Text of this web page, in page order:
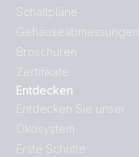
Entdecken
Entdecken Sie unser
Ökosystem
Erste Schritte
Schaltpläne
Gehäuseabmessungen
Broschüren
Zertifikate